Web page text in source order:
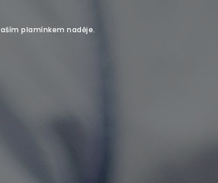
plamínkem naděje.